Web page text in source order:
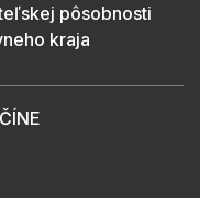
pôsobnosti
kraja